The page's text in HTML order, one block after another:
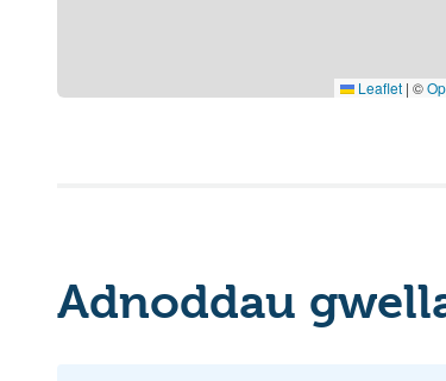
Leaflet | ©
Adnoddau